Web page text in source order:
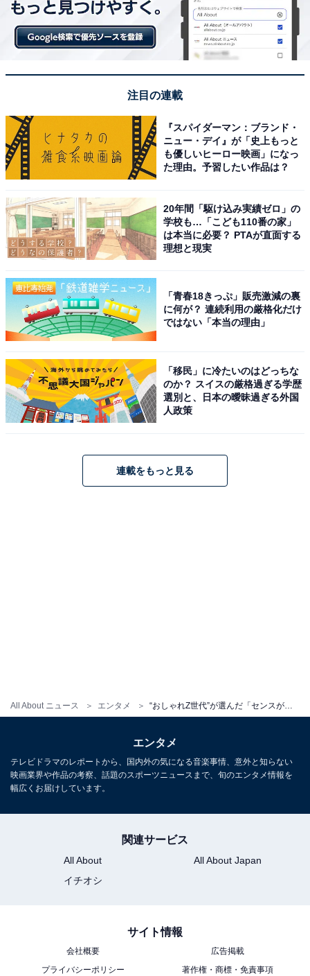
All About ニュース エンタメ
出典：Amazon
個性のあるファッションを難なく着こなし、個人ブラン
暉さんといえば、俳優・歌手・モデル・ラジオパーソナ
リティとマルチで活躍する人物としても有名。
かっこよくて演技が上手いだけでなく、歌も上手ければ
話し上手で面白く、さらにファッションセンスも良い
と、どこを切り取ってもかっこいい俳優さんですね。
注目の連載
『スパイダーマン：ブランド・
ニュー・デイ』が「史上もっと
も優しいヒーロー映画」になっ
た理由。予習したい作品は？
20年間「駆け込み実績ゼロ」の
学校も…「こども110番の家」
は本当に必要？ PTAが直面する
理想と現実
「青春18きっぷ」販売激減の裏
に何が？ 連続利用の厳格化だけ
ではない「本当の理由」
「移民」に冷たいのはどっちな
のか？ スイスの厳格過ぎる学歴
選別と、日本の曖昧過ぎる外国
人政策
連載をもっと見る
エンタメ
テレビドラマのレポートから、国内外の気になる音楽事情、意外と知らない
映画業界や作品の考察、話題のスポーツニュースまで、旬のエンタメ情報を
幅広くお届けしています。
関連サービス
All About
All About Japan
イチオシ
サイト情報
会社概要
広告掲載
プライバシーポリシー
著作権・商標・免責事項